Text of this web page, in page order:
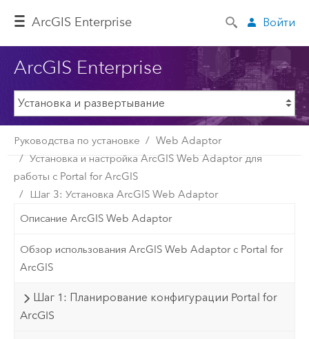
ArcGIS Enterprise Войти
ArcGIS Enterprise
Руководства по установке
Web Adaptor
Установка и настройка ArcGIS Web Adaptor для
работы с Portal for ArcGIS
Шаг 3: Установка ArcGIS Web Adaptor
Описание ArcGIS Web Adaptor
Обзор использования ArcGIS Web Adaptor с Portal for
ArcGIS
Шаг 1: Планирование конфигурации Portal for
ArcGIS